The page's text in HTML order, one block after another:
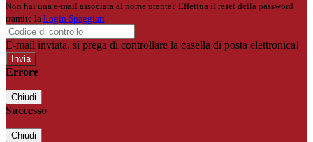
Non hai una e-mail associata al nome utente? Effettua il reset della password
tramite la Login Spaggiari
E-mail inviata, si prega di controllare la casella di posta elettronica!
Errore
Chiudi
Successo
Chiudi